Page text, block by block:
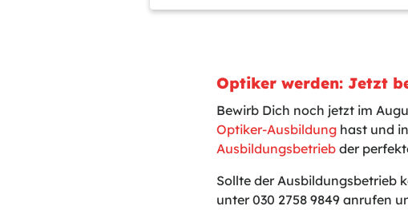
Optiker werden: Jetzt
Bewirb Dich noch jetzt im
Optiker-Ausbildung hast und
Ausbildungsbetrieb der
Sollte der Ausbildungsbetrieb
unter 030 2758 9849 anrufen